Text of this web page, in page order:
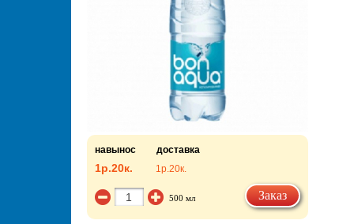
навынос доставка
1р.20к. 1р.20к.
500 мл Заказ